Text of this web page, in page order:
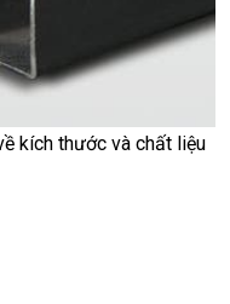
kích thước và chất liệu